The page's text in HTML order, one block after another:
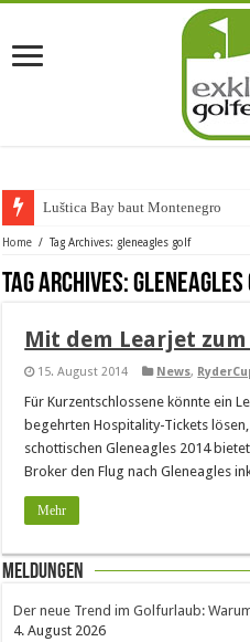
Luštica Bay baut Montenegros e
Home / Tag Archives: gleneagles golf
Tag Archives:
Mit dem Learjet zum
15. August 2014 News,
Für Kurzentschlossene könnte ein
begehrten Hospitality-Tickets
schottischen Gleneagles 2014
Broker den Flug nach Gleneagles
Mehr
Meldungen
Der neue Trend im Golfurlaub:
4. August 2026